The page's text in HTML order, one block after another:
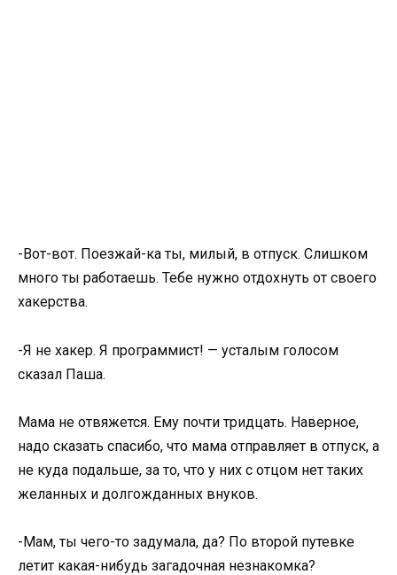
-Вот-вот. Поезжай-ка ты, милый, в отпуск. Слишком
много ты работаешь. Тебе нужно отдохнуть от своего
хакерства.
-Я не хакер. Я программист! — усталым голосом
сказал Паша.
Мама не отвяжется. Ему почти тридцать. Наверное,
надо сказать спасибо, что мама отправляет в отпуск, а
не куда подальше, за то, что у них с отцом нет таких
желанных и долгожданных внуков.
-Мам, ты чего-то задумала, да? По второй путевке
летит какая-нибудь загадочная незнакомка?